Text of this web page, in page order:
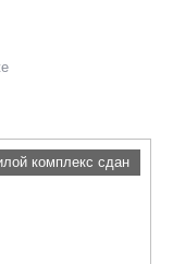
комплекс сдан